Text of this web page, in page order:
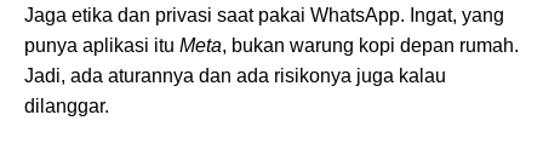
Jaga etika dan privasi saat pakai WhatsApp. Ingat, yang
punya aplikasi itu Meta, bukan warung kopi depan rumah.
Jadi, ada aturannya dan ada risikonya juga kalau
dilanggar.